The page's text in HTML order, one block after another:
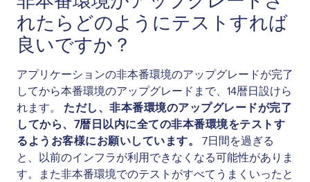
れたらどのようにテストすれば
良いですか？
アプリケーションの非本番環境のアップグレードが完了
してから本番環境のアップグレードまで、14暦日設けら
れます。 ただし、非本番環境のアップグレードが完了
してから、7暦日以内に全ての非本番環境をテストす
るようお客様にお願いしています。
7日間を過ぎる
と、以前のインフラが利用できなくなる可能性がありま
す。また非本番環境でのテストがすべてうまくいったと